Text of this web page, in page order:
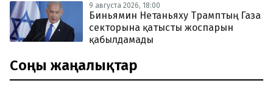
9 августа 2026, 18:00
Биньямин Нетаньяху Трамптың Газа
секторына қатысты жоспарын
қабылдамады
Соңғы жаңалықтар